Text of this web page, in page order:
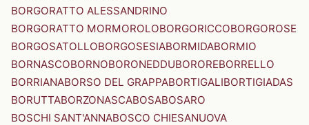
BORGORATTO ALESSANDRINO
BORGORATTO MORMOROLOBORGORICCOBORGOROSE
BORGOSATOLLOBORGOSESIABORMIDABORMIO
BORNASCOBORNOBORONEDDUBOROREBORRELLO
BORRIANABORSO DEL GRAPPABORTIGALIBORTIGIADAS
BORUTTABORZONASCABOSABOSARO
BOSCHI SANT'ANNABOSCO CHIESANUOVA